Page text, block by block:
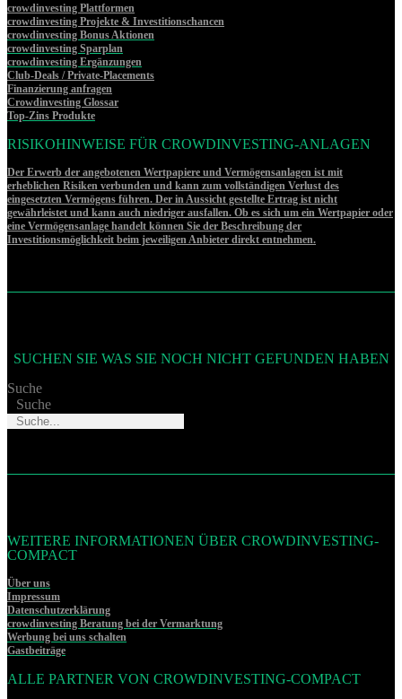
crowdinvesting Plattformen
crowdinvesting Projekte & Investitionschancen
crowdinvesting Bonus Aktionen
crowdinvesting Sparplan
crowdinvesting Ergänzungen
Club-Deals / Private-Placements
Finanzierung anfragen
Crowdinvesting Glossar
Top-Zins Produkte
RISIKOHINWEISE FÜR CROWDINVESTING-ANLAGEN
Der Erwerb der angebotenen Wertpapiere und Vermögensanlagen ist mit
erheblichen Risiken verbunden und kann zum vollständigen Verlust des
eingesetzten Vermögens führen. Der in Aussicht gestellte Ertrag ist nicht
gewährleistet und kann auch niedriger ausfallen. Ob es sich um ein Wertpapier oder
eine Vermögensanlage handelt können Sie der Beschreibung der
Investitionsmöglichkeit beim jeweiligen Anbieter direkt entnehmen.
SUCHEN SIE WAS SIE NOCH NICHT GEFUNDEN HABEN
Suche
Suche
WEITERE INFORMATIONEN ÜBER CROWDINVESTING-
COMPACT
Über uns
Impressum
Datenschutzerklärung
crowdinvesting Beratung bei der Vermarktung
Werbung bei uns schalten
Gastbeiträge
ALLE PARTNER VON CROWDINVESTING-COMPACT